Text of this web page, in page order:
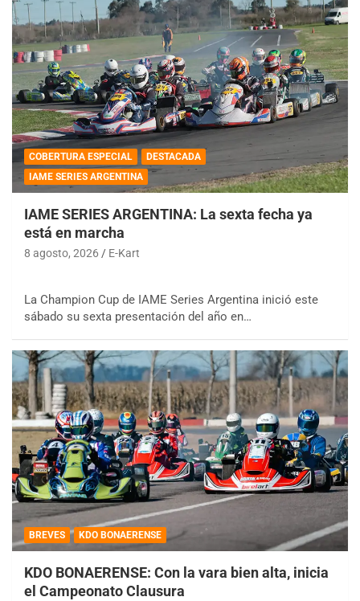
COBERTURA ESPECIAL
DESTACADA
IAME SERIES ARGENTINA
IAME SERIES ARGENTINA: La sexta fecha ya
está en marcha
8 agosto, 2026 E-Kart
La Champion Cup de IAME Series Argentina inició este
sábado su sexta presentación del año en…
BREVES KDO BONAERENSE
KDO BONAERENSE: Con la vara bien alta, inicia
el Campeonato Clausura